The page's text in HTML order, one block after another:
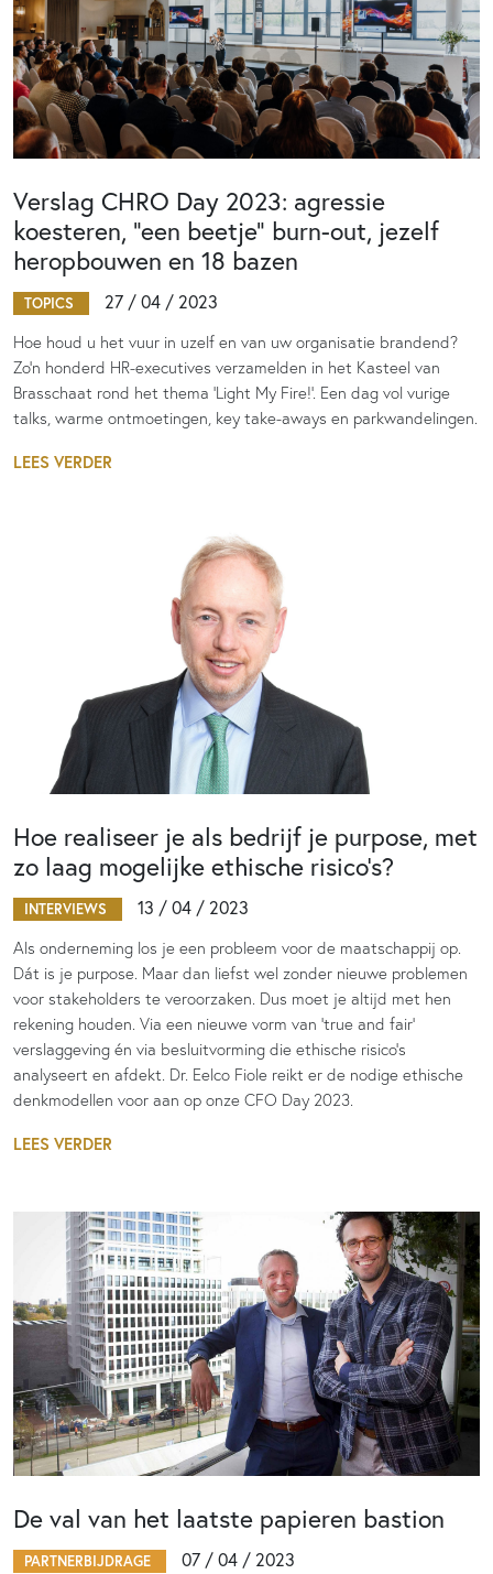
Verslag CHRO Day 2023: agressie
koesteren, “een beetje” burn-out, jezelf
heropbouwen en 18 bazen
TOPICS 27 / 04 / 2023
Hoe houd u het vuur in uzelf en van uw organisatie brandend?
Zo'n honderd HR-executives verzamelden in het Kasteel van
Brasschaat rond het thema 'Light My Fire!'. Een dag vol vurige
talks, warme ontmoetingen, key take-aways en parkwandelingen.
LEES VERDER
Hoe realiseer je als bedrijf je purpose, met
zo laag mogelijke ethische risico’s?
INTERVIEWS 13 / 04 / 2023
Als onderneming los je een probleem voor de maatschappij op.
Dát is je purpose. Maar dan liefst wel zonder nieuwe problemen
voor stakeholders te veroorzaken. Dus moet je altijd met hen
rekening houden. Via een nieuwe vorm van 'true and fair'
verslaggeving én via besluitvorming die ethische risico’s
analyseert en afdekt. Dr. Eelco Fiole reikt er de nodige ethische
denkmodellen voor aan op onze CFO Day 2023.
LEES VERDER
De val van het laatste papieren bastion
PARTNERBIJDRAGE 07 / 04 / 2023